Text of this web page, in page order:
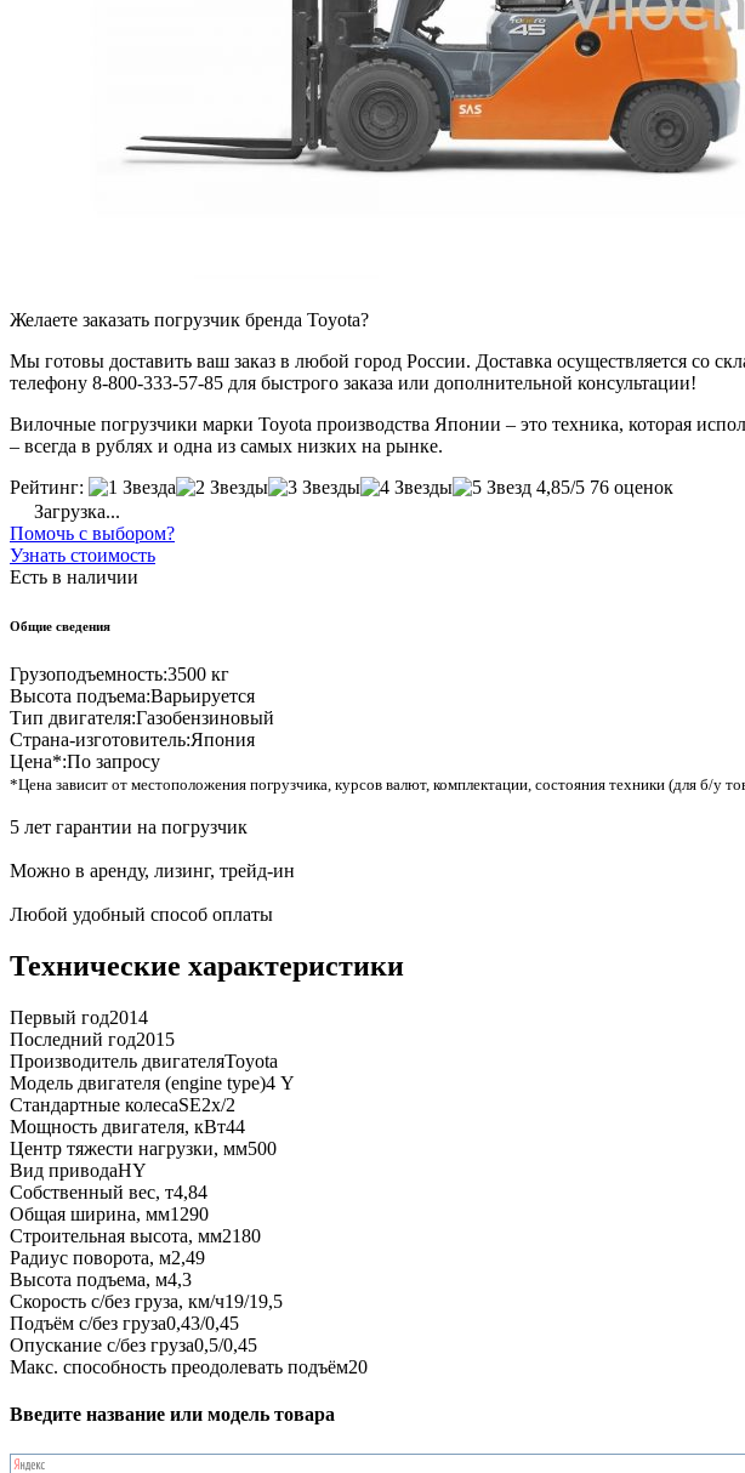
Желаете заказать погрузчик бренда Toyota?
Мы готовы доставить ваш заказ в любой город России. Доставка осуществляется со
телефону 8-800-333-57-85 для быстрого заказа или дополнительной консультации!
Вилочные погрузчики марки Toyota производства Японии – это техника, которая
– всегда в рублях и одна из самых низких на рынке.
Рейтинг:
4,85/5 76 оценок
Загрузка...
Помочь с выбором?
Узнать стоимость
Есть в наличии
Общие сведения
Грузоподъемность:3500 кг
Высота подъема:Варьируется
Тип двигателя:Газобензиновый
Страна-изготовитель:Япония
Цена*:По запросу
*Цена зависит от местоположения погрузчика, курсов валют, комплектации, состояния техники (для б/у
5 лет гарантии на погрузчик
Можно в аренду, лизинг, трейд-ин
Любой удобный способ оплаты
Технические характеристики
Первый год2014
Последний год2015
Производитель двигателяToyota
Модель двигателя (engine type)4 Y
Стандартные колесаSE2x/2
Мощность двигателя, кВт44
Центр тяжести нагрузки, мм500
Вид приводаHY
Собственный вес, т4,84
Общая ширина, мм1290
Строительная высота, мм2180
Радиус поворота, м2,49
Высота подъема, м4,3
Скорость с/без груза, км/ч19/19,5
Подъём с/без груза0,43/0,45
Опускание с/без груза0,5/0,45
Макс. способность преодолевать подъём20
Введите название или модель товара